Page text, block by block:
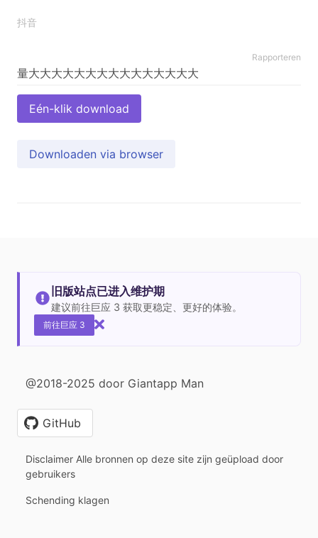
抖音
Rapporteren
Eén-klik download
Downloaden via browser
旧版站点已进入维护期
建议前往巨应 3 获取更稳定、更好的体验。
前往巨应 3
@2018-2025 door Giantapp Man
GitHub
Disclaimer Alle bronnen op deze site zijn geüpload door
gebruikers
Schending klagen